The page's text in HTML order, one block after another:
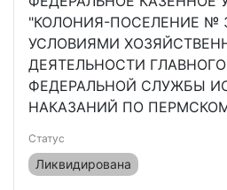
"КОЛОНИЯ-ПОСЕЛЕНИЕ №
УСЛОВИЯМИ
ДЕЯТЕЛЬНОСТИ
ФЕДЕРАЛЬНОЙ СЛУЖБЫ
НАКАЗАНИЙ ПО
Статус
Ликвидирована